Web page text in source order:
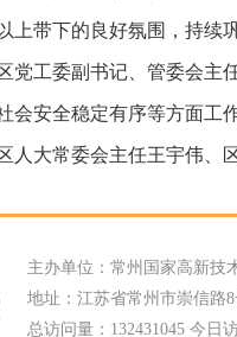
上带下的良好氛围，持续
党工委副书记、管委会主
会安全稳定有序等方面工
人大常委会主任王宇伟、
主办单位：常州国家高新技
地址：江苏省常州市崇信路8
总访问量： 132431045 今日